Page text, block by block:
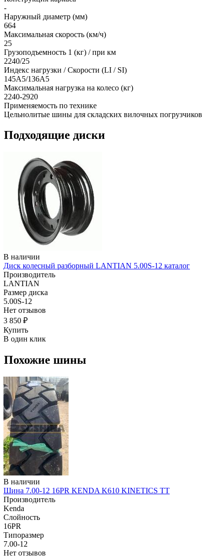
-
Наружный диаметр (мм)
664
Максимальная скорость (км/ч)
25
Грузоподъемность 1 (кг) / при км
2240/25
Индекс нагрузки / Скорости (LI / SI)
145A5/136A5
Максимальная нагрузка на колесо (кг)
2240-2920
Применяемость по технике
Цельнолитые шины для складских вилочных погрузчиков
Подходящие диски
В наличии
Диск колесный разборный LANTIAN 5.00S-12 каталог
Производитель
LANTIAN
Размер диска
5.00S-12
Нет отзывов
3 850 ₽
Купить
В один клик
Похожие шины
В наличии
Шина 7.00-12 16PR KENDA K610 KINETICS TT
Производитель
Kenda
Слойность
16PR
Типоразмер
7.00-12
Нет отзывов